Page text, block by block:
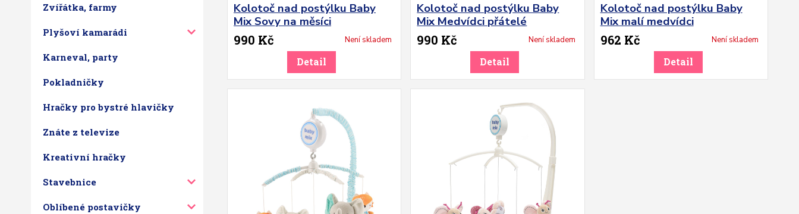
Zvířátka, farmy
Plyšoví kamarádi
Karneval, party
Pokladničky
Hračky pro bystré hlavičky
Znáte z televize
Kreativní hračky
Stavebnice
Oblíbené postavičky
Kolotoč nad postýlku Baby
Mix Sovy na měsíci
990 Kč
Není skladem
Detail
Kolotoč nad postýlku Baby
Mix Medvídci přátelé
990 Kč
Není skladem
Detail
Kolotoč nad postýlku Baby
Mix malí medvídci
962 Kč
Není skladem
Detail